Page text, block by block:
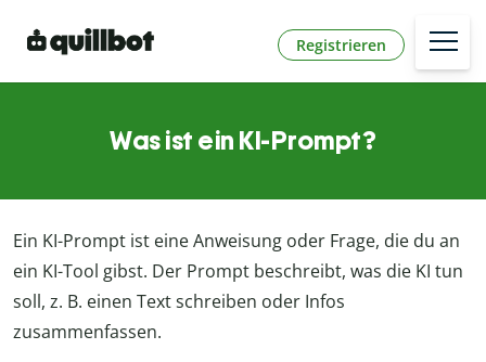
Registrieren
Was ist ein KI-Prompt?
Ein KI-Prompt ist eine Anweisung oder Frage, die du an
ein KI-Tool gibst. Der Prompt beschreibt, was die KI tun
soll, z. B. einen Text schreiben oder Infos
zusammenfassen.